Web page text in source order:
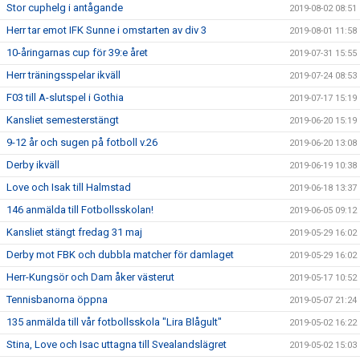
Stor cuphelg i antågande 2019-08-02 08:51
Herr tar emot IFK Sunne i omstarten av div 3 2019-08-01 11:58
10-åringarnas cup för 39:e året 2019-07-31 15:55
Herr träningsspelar ikväll 2019-07-24 08:53
F03 till A-slutspel i Gothia 2019-07-17 15:19
Kansliet semesterstängt 2019-06-20 15:19
9-12 år och sugen på fotboll v.26 2019-06-20 13:08
Derby ikväll 2019-06-19 10:38
Love och Isak till Halmstad 2019-06-18 13:37
146 anmälda till Fotbollsskolan! 2019-06-05 09:12
Kansliet stängt fredag 31 maj 2019-05-29 16:02
Derby mot FBK och dubbla matcher för damlaget 2019-05-29 16:02
Herr-Kungsör och Dam åker västerut 2019-05-17 10:52
Tennisbanorna öppna 2019-05-07 21:24
135 anmälda till vår fotbollsskola "Lira Blågult" 2019-05-02 16:22
Stina, Love och Isac uttagna till Svealandslägret 2019-05-02 15:03